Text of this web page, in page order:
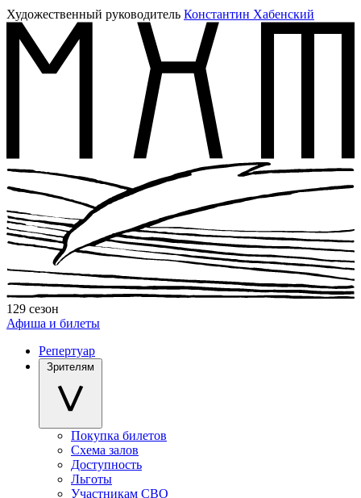
Художественный руководитель Константин Хабенский
129 сезон
Афиша и билеты
Репертуар
Зрителям
Покупка билетов
Схема залов
Доступность
Льготы
Участникам СВО